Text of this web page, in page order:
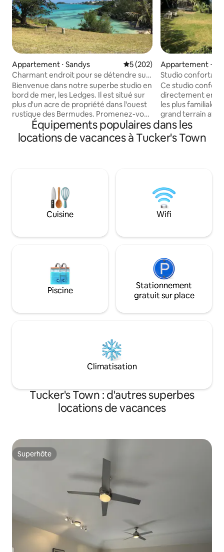
Appartement ⋅ Sandys Évaluation moyenne sur la
5 (202)
Charmant endroit pour se détendre sur
la mer
Bienvenue dans notre superbe studio en
bord de mer, les Ledges. Il est situé sur
plus d'un acre de propriété dans l'ouest
rustique des Bermudes. Promenez-vous
sur notre route de campagne jusqu'à la
ferme locale. L'arrêt de bus est à
quelques pas pour prendre les
architectural avec des plafonds à
poutres apparentes, une cheminée
confortable pour les soirées fraîches et
une cuisine moderne entièrement
terrasse supérieure pour se divertir ou
Des prises en charge à l'aéroport et des
visites de l'île peuvent être organisées
par l'intermédiaire de votre hôte.
Appartement ⋅
Studio
Ce studio
directement en
les plus familiales
grand terrain
et un terrain de
l'autre côté de la
sont facilement
Village, qui abrite
que l'aquarium et
À un mile dans la
trouvent des
Équipements populaires dans les
locations de vacances à Tucker's Town
Cuisine Wifi
Piscine
Stationnement
gratuit sur place
Climatisation
Tucker's Town : d'autres superbes
locations de vacances
Superhôte
Superhôte